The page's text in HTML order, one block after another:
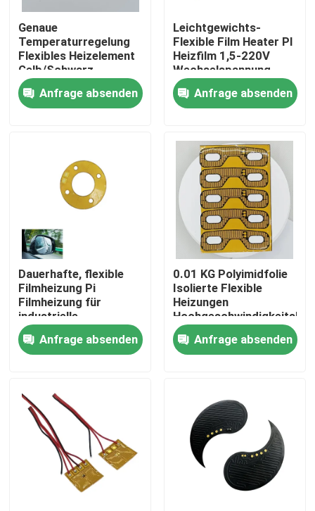
Haus
Videos
Über uns
Fabrik-Ausflug
Qualitätskontrolle
Fordern Sie ein Zitat
Weichfolie-Heizung
Genaue
Temperaturregelung
Flexibles Heizelement
Gelb/Schwarz
Arbeitsbereich -40 -
260 °CAnfrage absenden
Leichtgewichts-
Flexible Film Heater PI
Heizfilm 1,5-220V
Wechselspannung
Anfrage absenden
Dauerhafte, flexible
Filmheizung Pi
Filmheizung für
industrielle
Anwendungen
Anfrage absenden
0.01 KG Polyimidfolie
Isolierte Flexible
Heizungen
für Augenschutzmittel
Anfrage absenden